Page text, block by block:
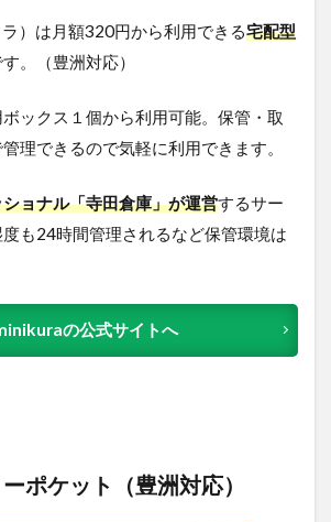
）は月額320円から利用できる宅配型
。（豊洲対応）
ックス１個から利用可能。保管・取
理できるので気軽に利用できます。
ョナル「寺田倉庫」が運営するサー
も24時間管理されるなど保管環境は
の公式サイトへ
ポケット（豊洲対応）